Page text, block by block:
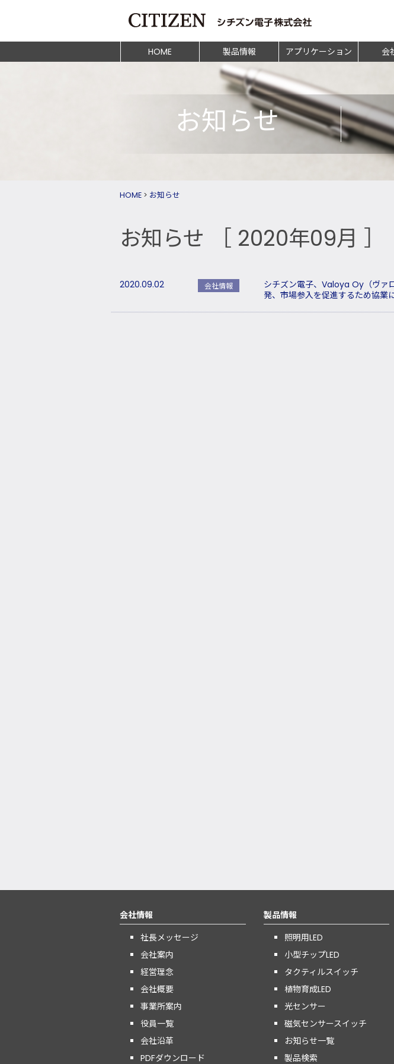
HOME
製品情報 アプリケーション 会
お知らせ
HOME > お知らせ
お知らせ ［ 2020年09月 ］
2020.09.02 会社情報
シチズン電子、Valoya Oy（ヴァ
発、市場参入を促進するため協業
会社情報
社長メッセージ
会社案内
経営理念
会社概要
事業所案内
役員一覧
会社沿革
PDFダウンロード
製品情報
照明用LED
小型チップLED
タクティルスイッチ
植物育成LED
光センサー
磁気センサースイッチ
お知らせ一覧
製品検索